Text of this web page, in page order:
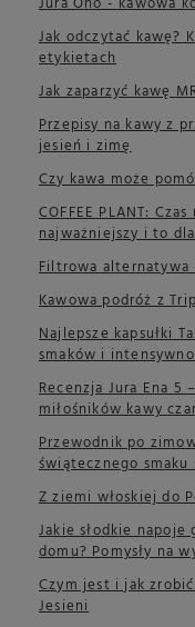
Jak odczytać kawę?
etykietach
Jak zaparzyć kawę
Przepisy na kawy z
jesień i zimę
Czy kawa może
COFFEE PLANT:
najważniejszy i to
Filtrowa
Kawowa podróż z
Najlepsze kapsułki
smaków i
Recenzja Jura Ena 5
miłośników kawy
Przewodnik po
świątecznego
Z ziemi włoskiej do
Jakie słodkie
domu? Pomysły na
Czym jest i jak
Jesieni